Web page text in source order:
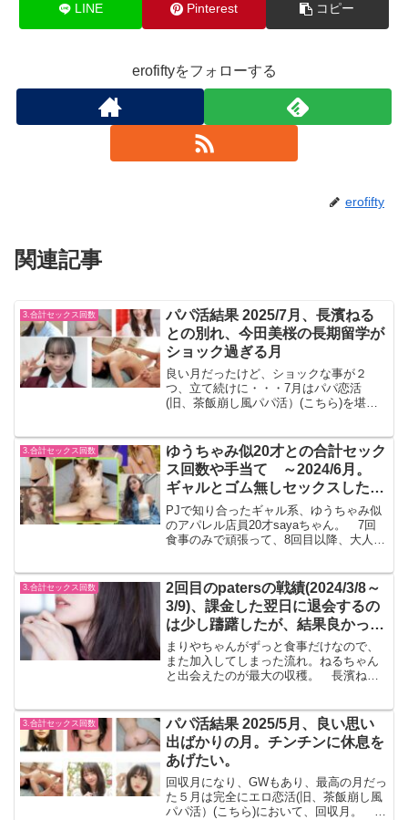
LINE Pinterest コピー
erofiftyをフォローする
erofifty
関連記事
3.合計セックス回数
パパ活結果 2025/7月、長濱ねる
との別れ、今田美桜の長期留学が
ショック過ぎる月
良い月だったけど、ショックな事が２
つ、立て続けに・・・7月はパパ恋活
(旧、茶飯崩し風パパ活）(こちら)を堪能
歩いてるところを見られてフラれてしま
った事と、みおちゃんが数...
3.合計セックス回数
ゆうちゃみ似20才との合計セック
ス回数や手当て ～2024/6月。
ギャルとゴム無しセックスしたい
なら。
PJで知り合ったギャル系、ゆうちゃみ似
のアパレル店員20才sayaちゃん。 7回
食事のみで頑張って、8回目以降、大人の
エッチの経験少ない。 生でさせてくれ
る。 エッチの手...
3.合計セックス回数
2回目のpatersの戦績(2024/3/8～
3/9)、課金した翌日に退会するの
は少し躊躇したが、結果良かった
と思う
まりやちゃんがずっと食事だけなので、
また加入してしまった流れ。ねるちゃん
と出会えたのが最大の収穫。 長濱ねる
(150)けど、肌がきれい、お尻プリプリで
食べたくなる。 ...
3.合計セックス回数
パパ活結果 2025/5月、良い思い
出ばかりの月。チンチンに休息を
あげたい。
回収月になり、GWもあり、最高の月だっ
た５月は完全にエロ恋活(旧、茶飯崩し風
パパ活）(こちら)において、回収月。 広